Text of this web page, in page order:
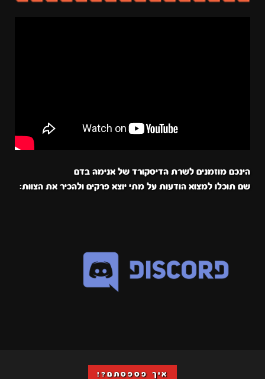
הינכם מוזמנים לשרת הדיסקורד של אנימה בדם
שם תוכלו למצוא הודעות על מתי יוצא פרקים ולהכיר את הצוות:
איך פספסתם?!